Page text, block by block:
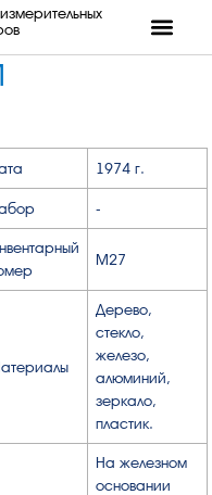
1974 г.
-
М27
Дерево,
стекло,
железо,
алюминий,
зеркало,
пластик.
На железном
основании